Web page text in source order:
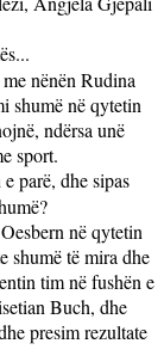
nënën Rudina
shumë në qytetin
ndërsa unë
sport.
parë, dhe sipas
në qytetin
shumë të mira dhe
tim në fushën e
Buch, dhe
presim rezultate